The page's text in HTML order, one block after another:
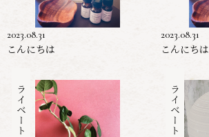
2023.08.31
こんにちは
2023.08.31
こんにちは
プライベート プライベート